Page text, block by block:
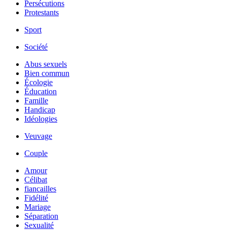
Persécutions
Protestants
Sport
Société
Abus sexuels
Bien commun
Écologie
Éducation
Famille
Handicap
Idéologies
Veuvage
Couple
Amour
Célibat
fiancailles
Fidélité
Mariage
Séparation
Sexualité